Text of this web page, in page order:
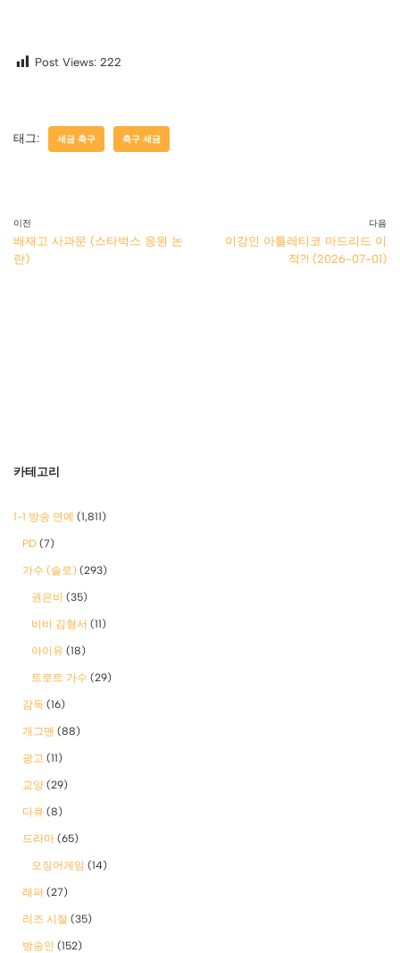
Post Views: 222
태그: 세금 축구 축구 세금
이전
배재고 사과문 (스타벅스 응원 논
란)
다음
이강인 아틀레티코 마드리드 이
적?! (2026-07-01)
카테고리
1-1 방송 연예 (1,811)
PD (7)
가수 (솔로) (293)
권은비 (35)
비비 김형서 (11)
아이유 (18)
트로트 가수 (29)
감독 (16)
개그맨 (88)
광고 (11)
교양 (29)
다큐 (8)
드라마 (65)
오징어게임 (14)
래퍼 (27)
리즈 시절 (35)
방송인 (152)